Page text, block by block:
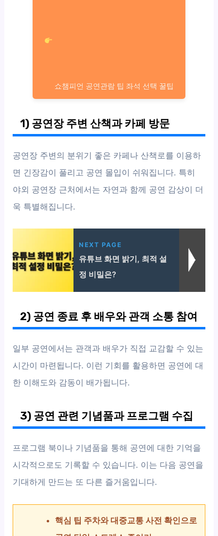
쇼챔피언 공연관람 팁 좌석 선택 꿀팁
1) 공연장 주변 산책과 카페 방문
공연장 주변의 분위기 좋은 카페나 산책로를 이용하
면 긴장감이 풀리고 공연 몰입이 쉬워집니다. 특히
야외 공연장 근처에서는 자연과 함께 공연 감상이 더
욱 특별해집니다.
NEXT PAGE
유튜브 화면 밝기, 최적 설
정 비밀은?
2) 공연 종료 후 배우와 관객 소통 참여
일부 공연에서는 관객과 배우가 직접 교감할 수 있는
시간이 마련됩니다. 이런 기회를 활용하면 공연에 대
한 이해도와 감동이 배가됩니다.
3) 공연 관련 기념품과 프로그램 수집
프로그램 북이나 기념품을 통해 공연에 대한 기억을
시각적으로도 기록할 수 있습니다. 이는 다음 공연을
기대하게 만드는 또 다른 즐거움입니다.
핵심 팁 주차와 대중교통 사전 확인으로